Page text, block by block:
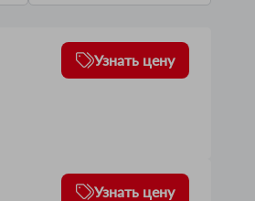
Узнать цену
Узнать цену